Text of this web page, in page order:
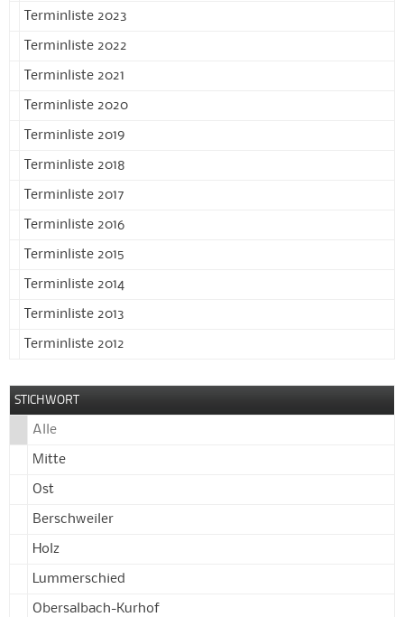
Terminliste 2023
Terminliste 2022
Terminliste 2021
Terminliste 2020
Terminliste 2019
Terminliste 2018
Terminliste 2017
Terminliste 2016
Terminliste 2015
Terminliste 2014
Terminliste 2013
Terminliste 2012
STICHWORT
Alle
Mitte
Ost
Berschweiler
Holz
Lummerschied
Obersalbach-Kurhof